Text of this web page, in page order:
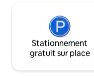
Stationnement
gratuit sur place